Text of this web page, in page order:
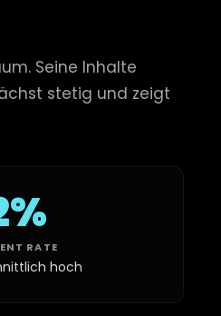
Seine Inhalte
stetig und zeigt
RATE
hoch